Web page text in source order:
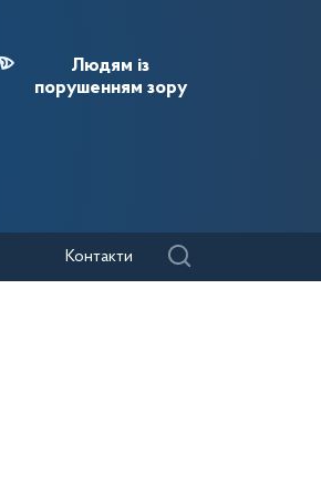
Людям із
порушенням зору
Контакти